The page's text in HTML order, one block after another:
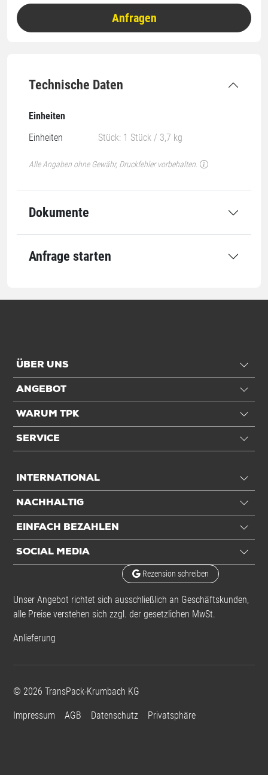
Technische Daten
Einheiten
Einheiten
Stück: 1 Stück / 3,7 kg
Alle Angaben ohne Gewähr, Druckfehler vorbehalten.
Dokumente
Anfrage starten
Anfragen
ÜBER UNS
ANGEBOT
WARUM TPK
SERVICE
INTERNATIONAL
NACHHALTIG
EINFACH BEZAHLEN
SOCIAL MEDIA
Rezension schreiben
Unser Angebot richtet sich ausschließlich an Geschäftskunden,
alle Preise verstehen sich zzgl. der gesetzlichen MwSt.
Anlieferung
© 2026 TransPack-Krumbach KG
Impressum AGB Datenschutz Privatsphäre